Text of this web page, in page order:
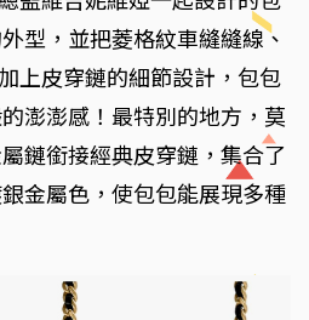
型，並把菱格紋車縫縫線、
上皮穿鏈的細節設計，包包
澎澎感！最特別的地方，莫
鏈銜接經典皮穿鏈，集合了
金屬色，使包包能展現多種